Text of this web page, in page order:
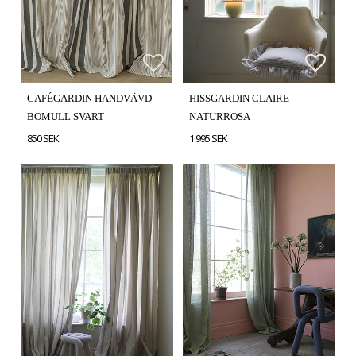
Lägg till i favoritlistan
CAFÉGARDIN HANDVÄVD
BOMULL SVART
850 SEK
HISSGARDIN CLAIRE
NATURROSA
1 995 SEK